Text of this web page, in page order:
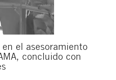
el asesoramiento
concluido con